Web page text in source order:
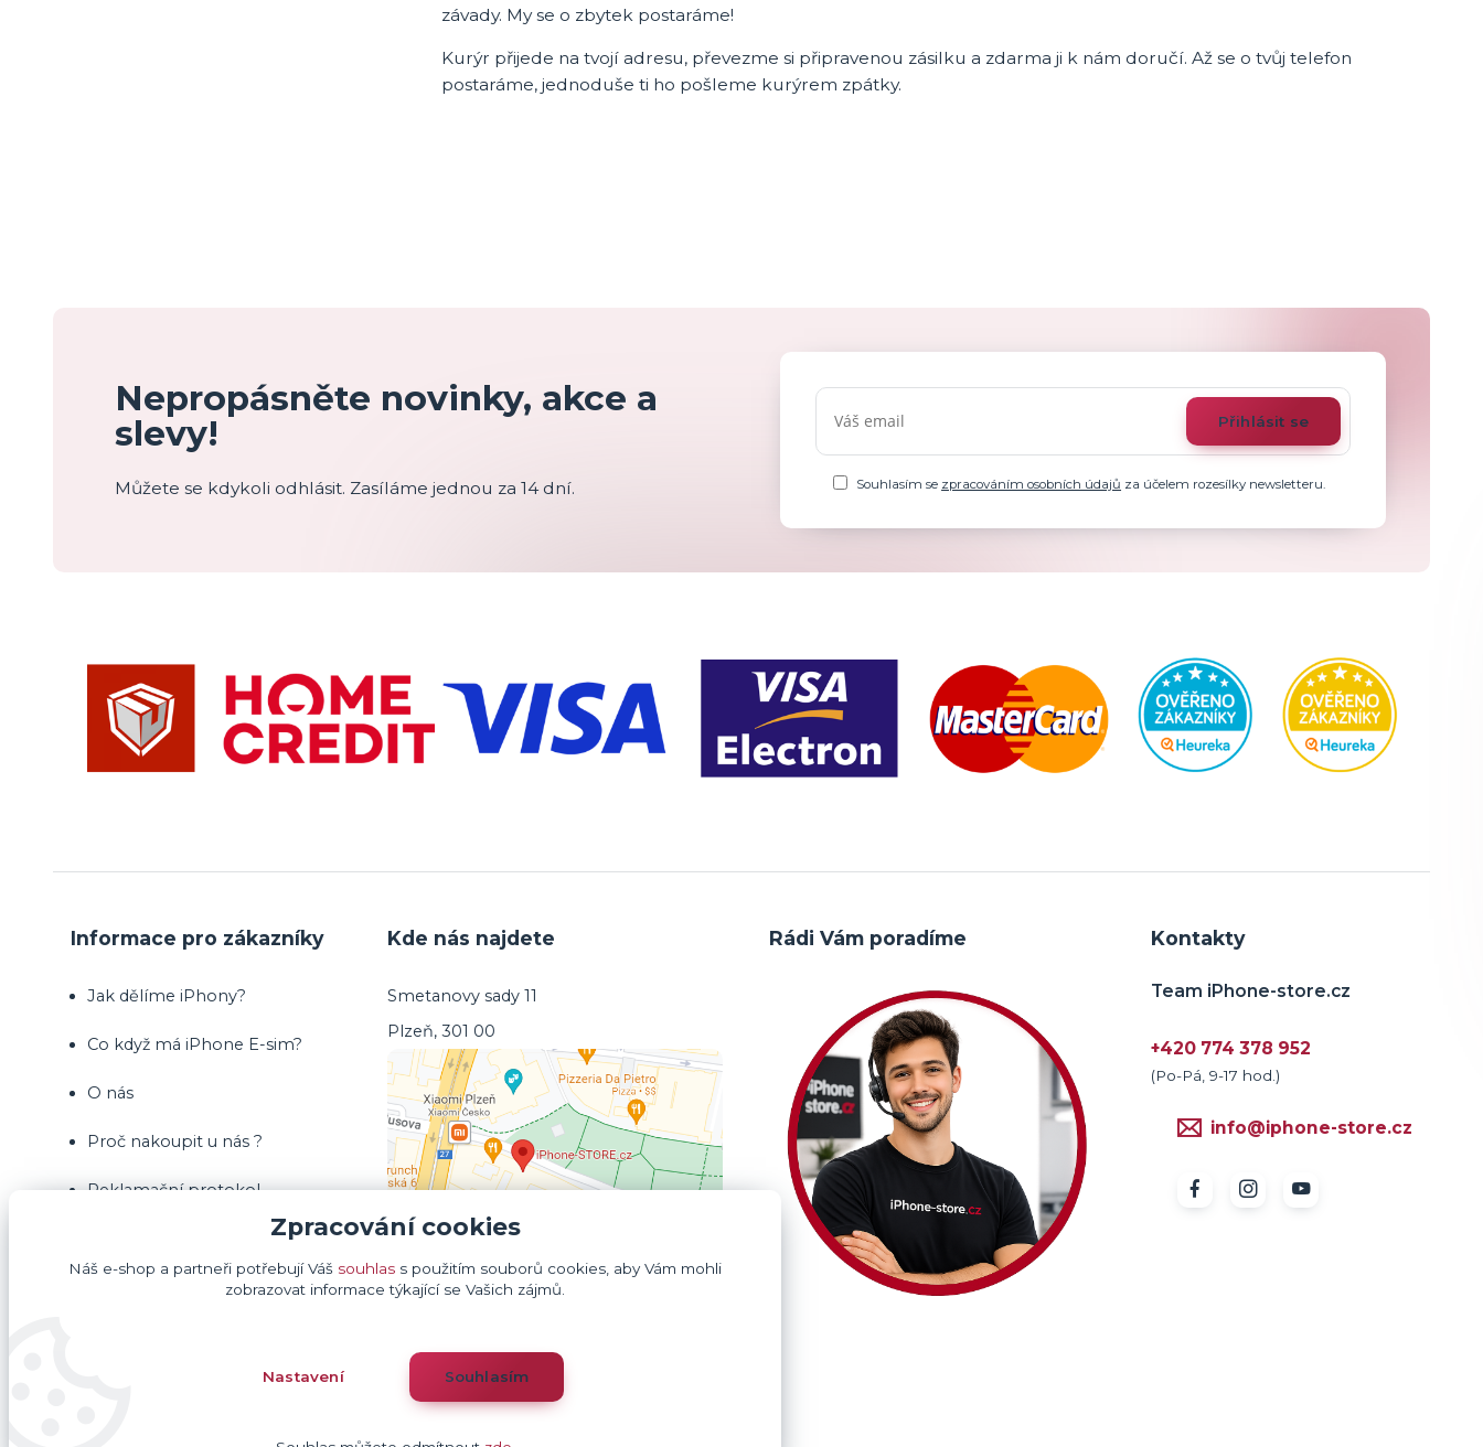
závady. My se o zbytek postaráme!
Kurýr přijede na tvojí adresu, převezme si připravenou zásilku a zdarma ji k nám doručí. Až se o tvůj telefon
postaráme, jednoduše ti ho pošleme kurýrem zpátky.
Nepropásněte novinky, akce a
slevy!
Můžete se kdykoli odhlásit. Zasíláme jednou za 14 dní.
Přihlásit se
Souhlasím se zpracováním osobních údajů za účelem rozesílky newsletteru.
Informace pro zákazníky
Jak dělíme iPhony?
Co když má iPhone E-sim?
O nás
Proč nakoupit u nás ?
Reklamační protokol
Vrácení zboží ve 14 denní lhůtě
Obchodní podmínky
Kde nás najdete
Smetanovy sady 11
Plzeň, 301 00
Rádi Vám poradíme Kontakty
Team iPhone-store.cz
+420 774 378 952
(Po-Pá, 9-17 hod.)
info@iphone-store.cz
Zpracování cookies
Náš e-shop a partneři potřebují Váš souhlas s použitím souborů cookies, aby Vám mohli
zobrazovat informace týkající se Vašich zájmů.
Nastavení Souhlasím